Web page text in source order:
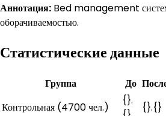
Аннотация: Bed management
оборачиваемостью.
Статистические данные
Группа До
Контрольная (4700 чел.)
{}.
{}.{}